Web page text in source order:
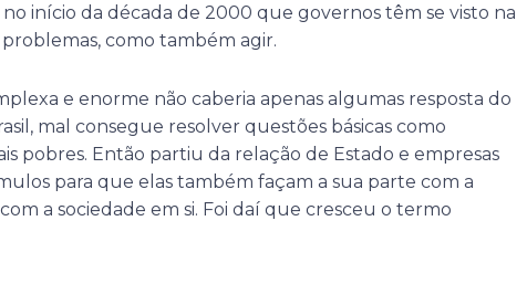
início da década de 2000 que governos têm se visto na
como também agir.
e enorme não caberia apenas algumas resposta do
mal consegue resolver questões básicas como
pobres. Então partiu da relação de Estado e empresas
para que elas também façam a sua parte com a
a sociedade em si. Foi daí que cresceu o termo